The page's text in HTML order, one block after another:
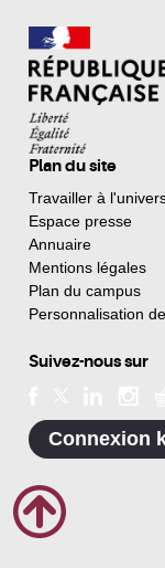
Plan du site
Travailler à
Espace presse
Annuaire
Mentions légales
Plan du campus
Personnalisation
Suivez-nous sur
Connexion